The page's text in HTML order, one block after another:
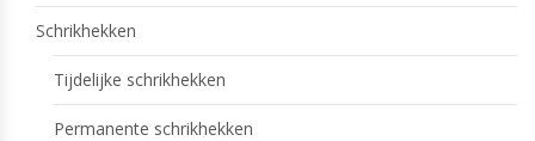
Schrikhekken
Tijdelijke schrikhekken
Permanente schrikhekken